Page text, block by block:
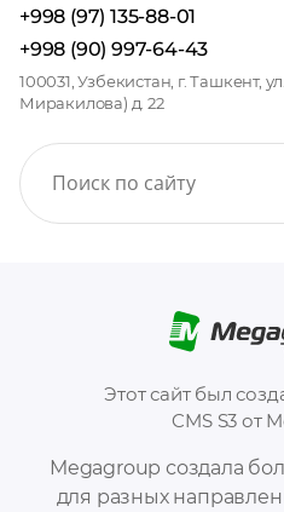
Megagroup создала
для разных
Этот сайт был
CMS S3 от
+998 (97) 135-88-01
+998 (90) 997-64-43
100031, Узбекистан, г. Ташкент,
Миракилова) д. 22